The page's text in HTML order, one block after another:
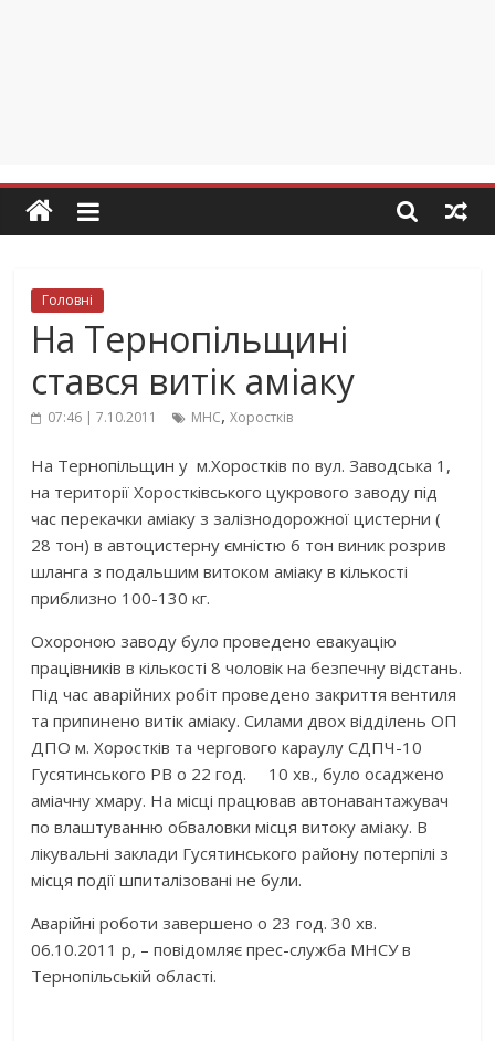
Головні
На Тернопільщині
стався витік аміаку
07:46 | 7.10.2011 МНС,Хоростків
На Тернопільщин у м.Хоростків по вул. Заводська 1,
на території Хоростківського цукрового заводу під
час перекачки аміаку з залізнодорожної цистерни (
28 тон) в автоцистерну ємністю 6 тон виник розрив
шланга з подальшим витоком аміаку в кількості
приблизно 100-130 кг.
Охороною заводу було проведено евакуацію
працівників в кількості 8 чоловік на безпечну відстань.
Під час аварійних робіт проведено закриття вентиля
та припинено витік аміаку. Силами двох відділень ОП
ДПО м. Хоростків та чергового караулу СДПЧ-10
Гусятинського РВ о 22 год. 10 хв., було осаджено
аміачну хмару. На місці працював автонавантажувач
по влаштуванню обваловки місця витоку аміаку. В
лікувальні заклади Гусятинського району потерпілі з
місця події шпиталізовані не були.
Аварійні роботи завершено о 23 год. 30 хв.
06.10.2011 р, – повідомляє прес-служба МНСУ в
Тернопільській області.